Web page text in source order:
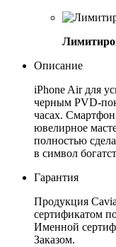
Описание
iPhone Air для
черным PVD-
часах.
ювелирное
полностью
в символ
Гарантия
Продукция
сертификатом
Именной
Заказом.